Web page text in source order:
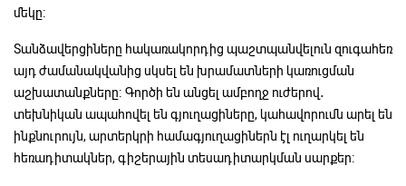
մեկը։
Տանձավերցիները հակառակորդից պաշտպանվելուն զուգահեռ
այդ ժամանակվանից սկսել են խրամատների կառուցման
աշխատանքները։ Գործի են անցել ամբողջ ուժերով․
տեխնիկան ապահովել են գյուղացիները, կահավորումն արել են
ինքնուրույն, արտերկրի համագյուղացիներն էլ ուղարկել են
հեռադիտակներ, գիշերային տեսադիտարկման սարքեր։